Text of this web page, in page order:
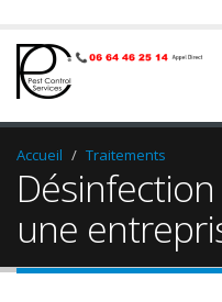
Accueil Traitements
une